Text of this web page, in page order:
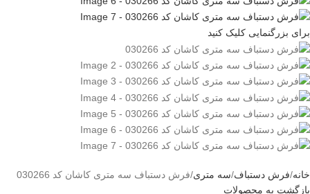
برای بزرگنمایی کلیک کنید
خانه فرش دستباف سه متری فرش دستباف سه متری کاشان کد 030266
بازگشت به محصولات